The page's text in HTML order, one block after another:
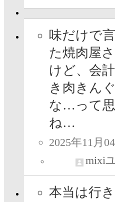
味だけで
た焼肉屋
けど、会
き肉きん
な…って
ね…
2025年11月
mixi
本当は行